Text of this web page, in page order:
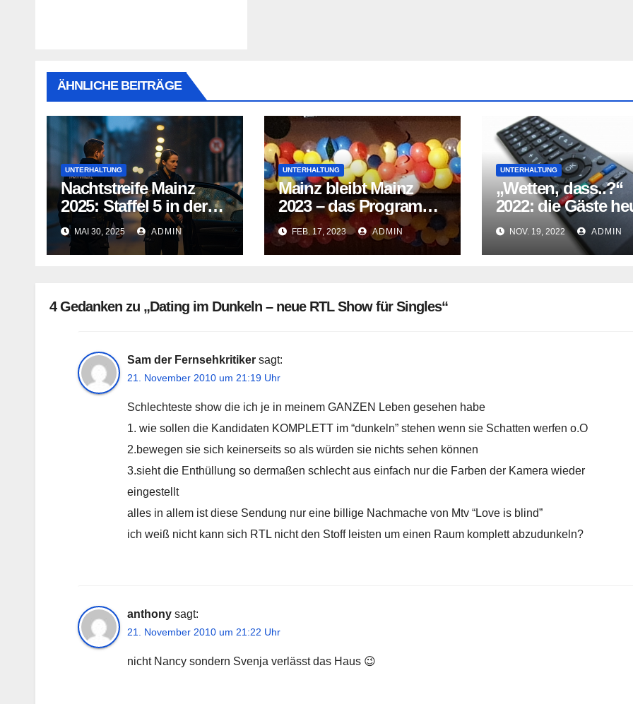
ÄHNLICHE BEITRÄGE
UNTERHALTUNG
Nachtstreife Mainz
2025: Staffel 5 in der
ARD Mediathek
MAI 30, 2025 ADMIN
UNTERHALTUNG
Mainz bleibt Mainz
2023 – das Programm
für heute Abend
FEB. 17, 2023 ADMIN
UNTERHALTUNG
„Wetten, dass..?“
2022: die Gäste
Abend
NOV. 19, 2022 ADMIN
4 Gedanken zu „Dating im Dunkeln – neue RTL Show für Singles“
Sam der Fernsehkritiker sagt:
21. November 2010 um 21:19 Uhr
Schlechteste show die ich je in meinem GANZEN Leben gesehen habe
1. wie sollen die Kandidaten KOMPLETT im “dunkeln” stehen wenn sie Schatten werfen o.O
2.bewegen sie sich keinerseits so als würden sie nichts sehen können
3.sieht die Enthüllung so dermaßen schlecht aus einfach nur die Farben der Kamera wieder
eingestellt
alles in allem ist diese Sendung nur eine billige Nachmache von Mtv “Love is blind”
ich weiß nicht kann sich RTL nicht den Stoff leisten um einen Raum komplett abzudunkeln?
anthony sagt:
21. November 2010 um 21:22 Uhr
nicht Nancy sondern Svenja verlässt das Haus 😉